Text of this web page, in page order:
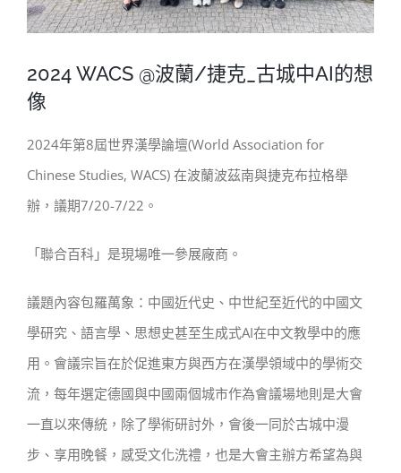
2024 WACS @波蘭/捷克_古城中AI的想
像
2024年第8屆世界漢學論壇(World Association for
Chinese Studies, WACS) 在波蘭波茲南與捷克布拉格舉
辦，議期7/20-7/22。
「聯合百科」是現場唯一參展廠商。
議題內容包羅萬象：中國近代史、中世紀至近代的中國文
學研究、語言學、思想史甚至生成式AI在中文教學中的應
用。會議宗旨在於促進東方與西方在漢學領域中的學術交
流，每年選定德國與中國兩個城市作為會議場地則是大會
一直以來傳統，除了學術研討外，會後一同於古城中漫
步、享用晚餐，感受文化洗禮，也是大會主辦方希望為與